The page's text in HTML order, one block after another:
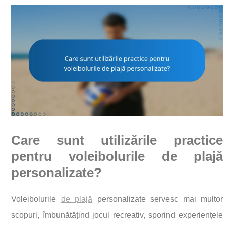
Care sunt utilizările practice
pentru voleibolurile de plajă
personalizate?
Voleibolurile de plajă personalizate servesc mai multor
scopuri, îmbunătățind jocul recreativ, sporind experiențele